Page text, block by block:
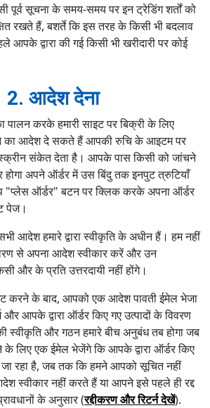
पूर्व सूचना के समय-समय पर इन ट्रेडिंग शर्तों को
रखते हैं, बशर्ते कि इस तरह के किसी भी बदलाव
आपके द्वारा की गई किसी भी खरीदारी पर कोई
2. आदेश देना
पालन करके हमारी साइट पर बिक्री के लिए
का आदेश दे सकते हैं आपकी रुचि के आइटम पर
संकेत देता है। आपके पास किसी को जांचने
अपने ऑर्डर में उस बिंदु तक इनपुट त्रुटियाँ
"प्लेस ऑर्डर" बटन पर क्लिक करके अपना ऑर्डर
पेज।
आदेश हमारे द्वारा स्वीकृति के अधीन हैं। हम नहीं
से अपना आदेश स्वीकार करें और उन
और के प्रति उत्तरदायी नहीं होंगे।
करने के बाद, आपको एक आदेश पावती ईमेल भेजा
आपके द्वारा ऑर्डर किए गए उत्पादों के विवरण
और गठन हमारे बीच अनुबंध तब होगा जब
लिए एक ईमेल भेजेंगे कि आपके द्वारा ऑर्डर किए
रहा है, जब तक कि हमने आपको सूचित नहीं
स्वीकार नहीं करते हैं या आपने इसे पहले ही रद्द
के अनुसार (रद्दीकरण और रिटर्न देखें).